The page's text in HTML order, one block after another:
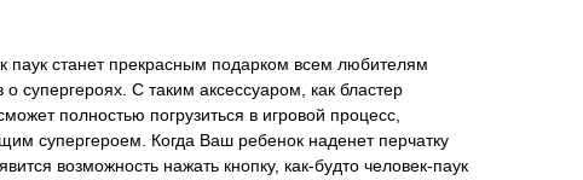
паук станет прекрасным подарком всем любителям
супергероях. С таким аксессуаром, как бластер
полностью погрузиться в игровой процесс,
супергероем. Когда Ваш ребенок наденет перчатку
возможность нажать кнопку, как-будто человек-паук